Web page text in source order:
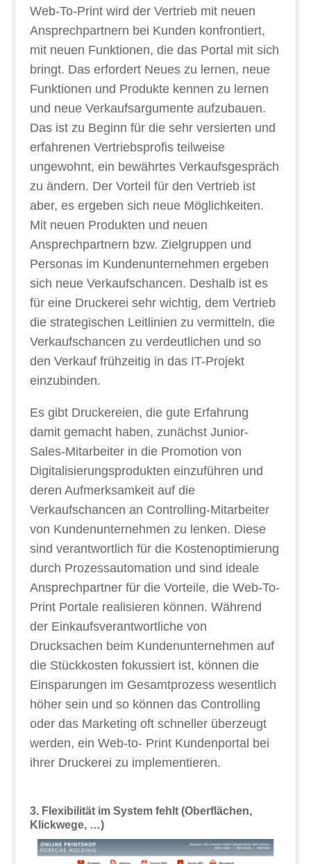
Web-To-Print wird der Vertrieb mit neuen
Ansprechpartnern bei Kunden konfrontiert,
mit neuen Funktionen, die das Portal mit sich
bringt. Das erfordert Neues zu lernen, neue
Funktionen und Produkte kennen zu lernen
und neue Verkaufsargumente aufzubauen.
Das ist zu Beginn für die sehr versierten und
erfahrenen Vertriebsprofis teilweise
ungewohnt, ein bewährtes Verkaufsgespräch
zu ändern. Der Vorteil für den Vertrieb ist
aber, es ergeben sich neue Möglichkeiten.
Mit neuen Produkten und neuen
Ansprechpartnern bzw. Zielgruppen und
Personas im Kundenunternehmen ergeben
sich neue Verkaufschancen. Deshalb ist es
für eine Druckerei sehr wichtig, dem Vertrieb
die strategischen Leitlinien zu vermitteln, die
Verkaufschancen zu verdeutlichen und so
den Verkauf frühzeitig in das IT-Projekt
einzubinden.
Es gibt Druckereien, die gute Erfahrung
damit gemacht haben, zunächst Junior-
Sales-Mitarbeiter in die Promotion von
Digitalisierungsprodukten einzuführen und
deren Aufmerksamkeit auf die
Verkaufschancen an Controlling-Mitarbeiter
von Kundenunternehmen zu lenken. Diese
sind verantwortlich für die Kostenoptimierung
durch Prozessautomation und sind ideale
Ansprechpartner für die Vorteile, die Web-To-
Print Portale realisieren können. Während
der Einkaufsverantwortliche von
Drucksachen beim Kundenunternehmen auf
die Stückkosten fokussiert ist, können die
Einsparungen im Gesamtprozess wesentlich
höher sein und so können das Controlling
oder das Marketing oft schneller überzeugt
werden, ein Web-to- Print Kundenportal bei
ihrer Druckerei zu implementieren.
3. Flexibilität im System fehlt (Oberflächen,
Klickwege, …)